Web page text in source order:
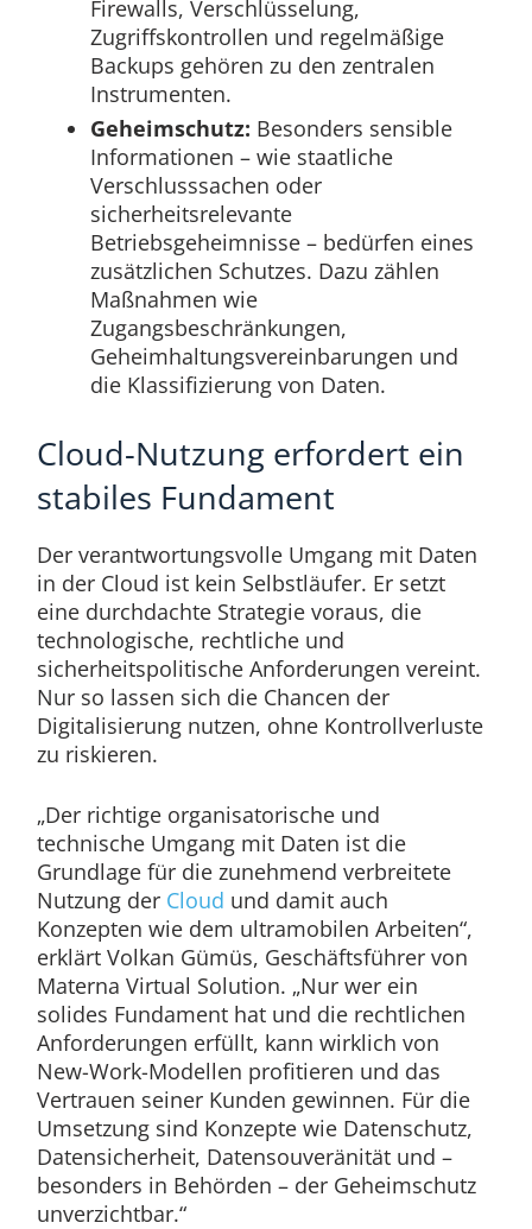
Firewalls, Verschlüsselung,
Zugriffskontrollen und regelmäßige
Backups gehören zu den zentralen
Instrumenten.
Geheimschutz: Besonders sensible
Informationen – wie staatliche
Verschlusssachen oder
sicherheitsrelevante
Betriebsgeheimnisse – bedürfen eines
zusätzlichen Schutzes. Dazu zählen
Maßnahmen wie
Zugangsbeschränkungen,
Geheimhaltungsvereinbarungen und
die Klassifizierung von Daten.
Cloud-Nutzung erfordert ein
stabiles Fundament
Der verantwortungsvolle Umgang mit Daten
in der Cloud ist kein Selbstläufer. Er setzt
eine durchdachte Strategie voraus, die
technologische, rechtliche und
sicherheitspolitische Anforderungen vereint.
Nur so lassen sich die Chancen der
Digitalisierung nutzen, ohne Kontrollverluste
zu riskieren.
„Der richtige organisatorische und
technische Umgang mit Daten ist die
Grundlage für die zunehmend verbreitete
Nutzung der Cloud und damit auch
Konzepten wie dem ultramobilen Arbeiten“,
erklärt Volkan Gümüs, Geschäftsführer von
Materna Virtual Solution. „Nur wer ein
solides Fundament hat und die rechtlichen
Anforderungen erfüllt, kann wirklich von
New-Work-Modellen profitieren und das
Vertrauen seiner Kunden gewinnen. Für die
Umsetzung sind Konzepte wie Datenschutz,
Datensicherheit, Datensouveränität und –
besonders in Behörden – der Geheimschutz
unverzichtbar.“